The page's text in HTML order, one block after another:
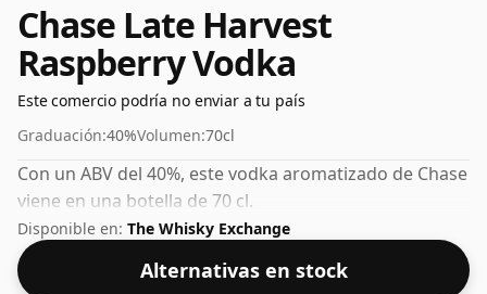
Chase Late Harvest
Raspberry Vodka
Este comercio podría no enviar a tu país
Graduación:40%Volumen:70cl
Con un ABV del 40%, este vodka aromatizado de Chase
viene en una botella de 70 cl.
Disponible en: The Whisky Exchange
Alternativas en stock